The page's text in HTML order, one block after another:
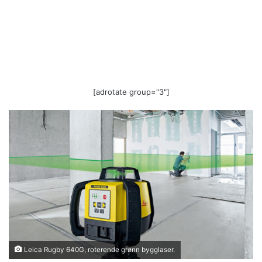
[adrotate group="3"]
Leica Rugby 640G, roterende grønn bygglaser.